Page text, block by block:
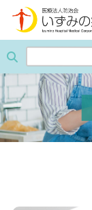
病院紹介
外来のご案内